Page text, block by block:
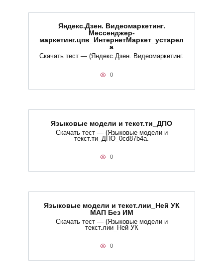
Яндекс.Дзен. Видеомаркетинг.
Мессенджер-
маркетинг.цпв_ИнтернетМаркет_устарел
а
Скачать тест — (Яндекс.Дзен. Видеомаркетинг.
0
Языковые модели и текст.ти_ДПО
Скачать тест — (Языковые модели и
текст.ти_ДПО_0cd87b4a.
0
Языковые модели и текст.лии_Ней УК
МАП Без ИМ
Скачать тест — (Языковые модели и
текст.лии_Ней УК
0